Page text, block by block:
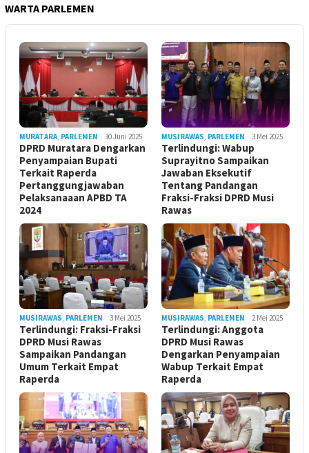
WARTA PARLEMEN
MURATARA, PARLEMEN 30 Juni 2025
DPRD Muratara Dengarkan
Penyampaian Bupati
Terkait Raperda
Pertanggungjawaban
Pelaksanaaan APBD TA
2024
MUSIRAWAS, PARLEMEN 3 Mei 2025
Terlindungi: Wabup
Suprayitno Sampaikan
Jawaban Eksekutif
Tentang Pandangan
Fraksi-Fraksi DPRD Musi
Rawas
MUSIRAWAS, PARLEMEN 3 Mei 2025
Terlindungi: Fraksi-Fraksi
DPRD Musi Rawas
Sampaikan Pandangan
Umum Terkait Empat
Raperda
MUSIRAWAS, PARLEMEN 2 Mei 2025
Terlindungi: Anggota
DPRD Musi Rawas
Dengarkan Penyampaian
Wabup Terkait Empat
Raperda